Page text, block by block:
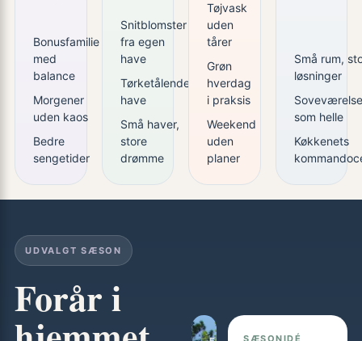
Bonusfamilie
med
balance
Morgener
uden kaos
Bedre
sengetider
Snitblomster
fra egen
have
Tørketålende
have
Små haver,
store
drømme
Tøjvask
uden
tårer
Grøn
hverdag
i praksis
Weekend
uden
planer
Små rum,
løsninger
som helle
Køkkenets
UDVALGT SÆSON
Forår i
SÆSONIDÉ